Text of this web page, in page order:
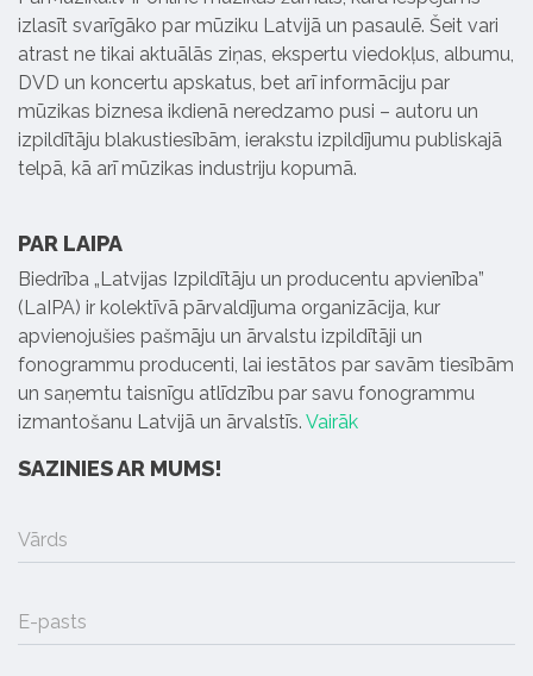
izlasīt svarīgāko par mūziku Latvijā un pasaulē. Šeit vari
atrast ne tikai aktuālās ziņas, ekspertu viedokļus, albumu,
DVD un koncertu apskatus, bet arī informāciju par
mūzikas biznesa ikdienā neredzamo pusi – autoru un
izpildītāju blakustiesībām, ierakstu izpildījumu publiskajā
telpā, kā arī mūzikas industriju kopumā.
PAR LAIPA
Biedrība „Latvijas Izpildītāju un producentu apvienība”
(LaIPA) ir kolektīvā pārvaldījuma organizācija, kur
apvienojušies pašmāju un ārvalstu izpildītāji un
fonogrammu producenti, lai iestātos par savām tiesībām
un saņemtu taisnīgu atlīdzību par savu fonogrammu
izmantošanu Latvijā un ārvalstīs. Vairāk
SAZINIES AR MUMS!
Vārds
E-pasts